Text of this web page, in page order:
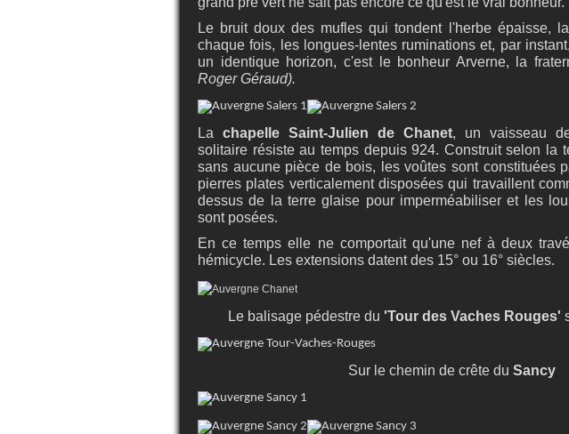
Le bruit doux des mufles qui tondent l'herbe épaisse,
chaque fois, les longues-lentes ruminations et, par
un identique horizon, c'est le bonheur Arverne, la
Roger Géraud).
La chapelle Saint-Julien de Chanet, un vaisseau
solitaire résiste au temps depuis 924. Construit selon la
sans aucune pièce de bois, les voûtes sont constituées
pierres plates verticalement disposées qui travaillent
dessus de la terre glaise pour imperméabiliser et les
sont posées.
En ce temps elle ne comportait qu'une nef à deux
hémicycle. Les extensions datent des 15° ou 16° siècles.
Le balisage pédestre du 'Tour des Vaches Rouges'
Sur le chemin de crête du Sancy